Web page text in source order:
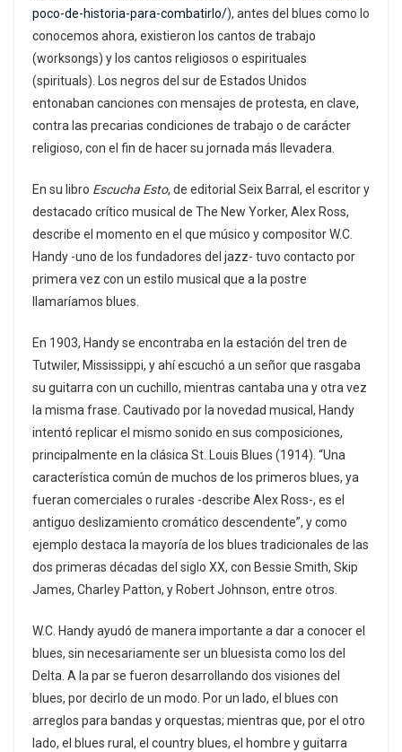
poco-de-historia-para-combatirlo/), antes del blues como lo
conocemos ahora, existieron los cantos de trabajo
(worksongs) y los cantos religiosos o espirituales
(spirituals). Los negros del sur de Estados Unidos
entonaban canciones con mensajes de protesta, en clave,
contra las precarias condiciones de trabajo o de carácter
religioso, con el fin de hacer su jornada más llevadera.
En su libro Escucha Esto, de editorial Seix Barral, el escritor y
destacado crítico musical de The New Yorker, Alex Ross,
describe el momento en el que músico y compositor W.C.
Handy -uno de los fundadores del jazz- tuvo contacto por
primera vez con un estilo musical que a la postre
llamaríamos blues.
En 1903, Handy se encontraba en la estación del tren de
Tutwiler, Mississippi, y ahí escuchó a un señor que rasgaba
su guitarra con un cuchillo, mientras cantaba una y otra vez
la misma frase. Cautivado por la novedad musical, Handy
intentó replicar el mismo sonido en sus composiciones,
principalmente en la clásica St. Louis Blues (1914). “Una
característica común de muchos de los primeros blues, ya
fueran comerciales o rurales -describe Alex Ross-, es el
antiguo deslizamiento cromático descendente”, y como
ejemplo destaca la mayoría de los blues tradicionales de las
dos primeras décadas del siglo XX, con Bessie Smith, Skip
James, Charley Patton, y Robert Johnson, entre otros.
W.C. Handy ayudó de manera importante a dar a conocer el
blues, sin necesariamente ser un bluesista como los del
Delta. A la par se fueron desarrollando dos visiones del
blues, por decirlo de un modo. Por un lado, el blues con
arreglos para bandas y orquestas; mientras que, por el otro
lado, el blues rural, el country blues, el hombre y guitarra